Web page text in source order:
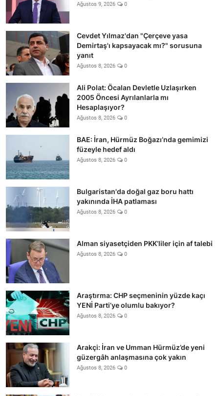
Ağustos 9, 2026 0
Cevdet Yılmaz'dan "Çerçeve yasa
Demirtaş'ı kapsayacak mı?" sorusuna
yanıt
Ağustos 8, 2026 0
Ali Polat: Öcalan Devletle Uzlaşırken
2005 Öncesi Ayrılanlarla mı
Hesaplaşıyor?
Ağustos 8, 2026 0
BAE: İran, Hürmüz Boğazı’nda gemimizi
füzeyle hedef aldı
Ağustos 8, 2026 0
Bulgaristan'da doğal gaz boru hattı
yakınında İHA patlaması
Ağustos 8, 2026 0
Alman siyasetçiden PKK’liler için af talebi
Ağustos 8, 2026 0
Araştırma: CHP seçmeninin yüzde kaçı
YENİ Parti’ye olumlu bakıyor?
Ağustos 8, 2026 0
Arakçi: İran ve Umman Hürmüz’de yeni
güzergâh anlaşmasına çok yakın
Ağustos 8, 2026 0